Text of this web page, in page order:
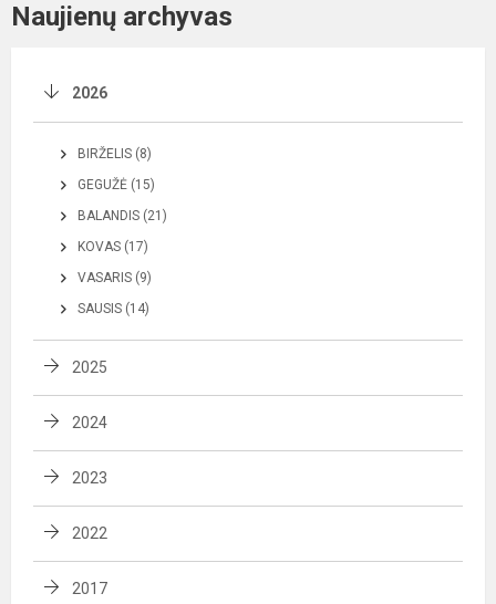
Naujienų archyvas
2026
BIRŽELIS (8)
GEGUŽĖ (15)
BALANDIS (21)
KOVAS (17)
VASARIS (9)
SAUSIS (14)
2025
2024
2023
2022
2017